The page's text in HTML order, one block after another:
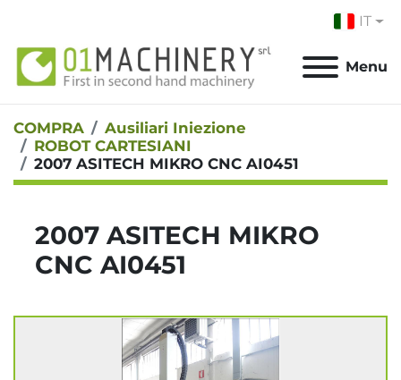
IT
Menu
COMPRA
Ausiliari Iniezione
ROBOT CARTESIANI
2007 ASITECH MIKRO CNC AI0451
2007 ASITECH MIKRO
CNC AI0451